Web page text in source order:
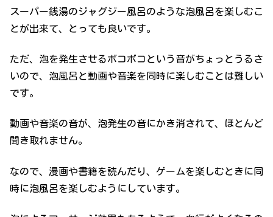
スーパー銭湯のジャグジー風呂のような泡風呂を楽しむこ
とが出来て、とっても良いです。
ただ、泡を発生させるボコボコという音がちょっとうるさ
いので、泡風呂と動画や音楽を同時に楽しむことは難しい
です。
動画や音楽の音が、泡発生の音にかき消されて、ほとんど
聞き取れません。
なので、漫画や書籍を読んだり、ゲームを楽しむときに同
時に泡風呂を楽しむようにしています。